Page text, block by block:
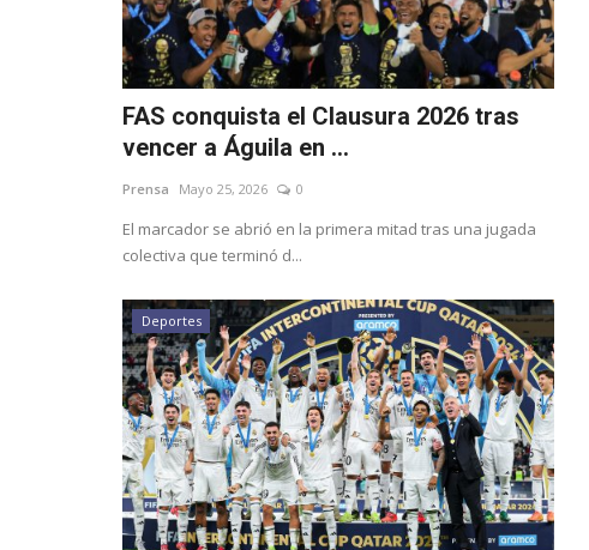
FAS conquista el Clausura 2026 tras
vencer a Águila en ...
Prensa Mayo 25, 2026 0
El marcador se abrió en la primera mitad tras una jugada
colectiva que terminó d...
Deportes